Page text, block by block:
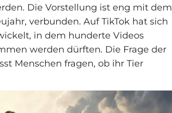
Die Vorstellung ist eng mit dem
verbunden. Auf TikTok hat sich
in dem hunderte Videos
werden dürften. Die Frage der
Menschen fragen, ob ihr Tier